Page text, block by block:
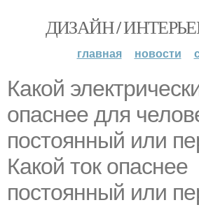
ДИЗАЙН /
главная новости
Какой
опаснее для
постоянный или
Какой ток опаснее
постоянный или